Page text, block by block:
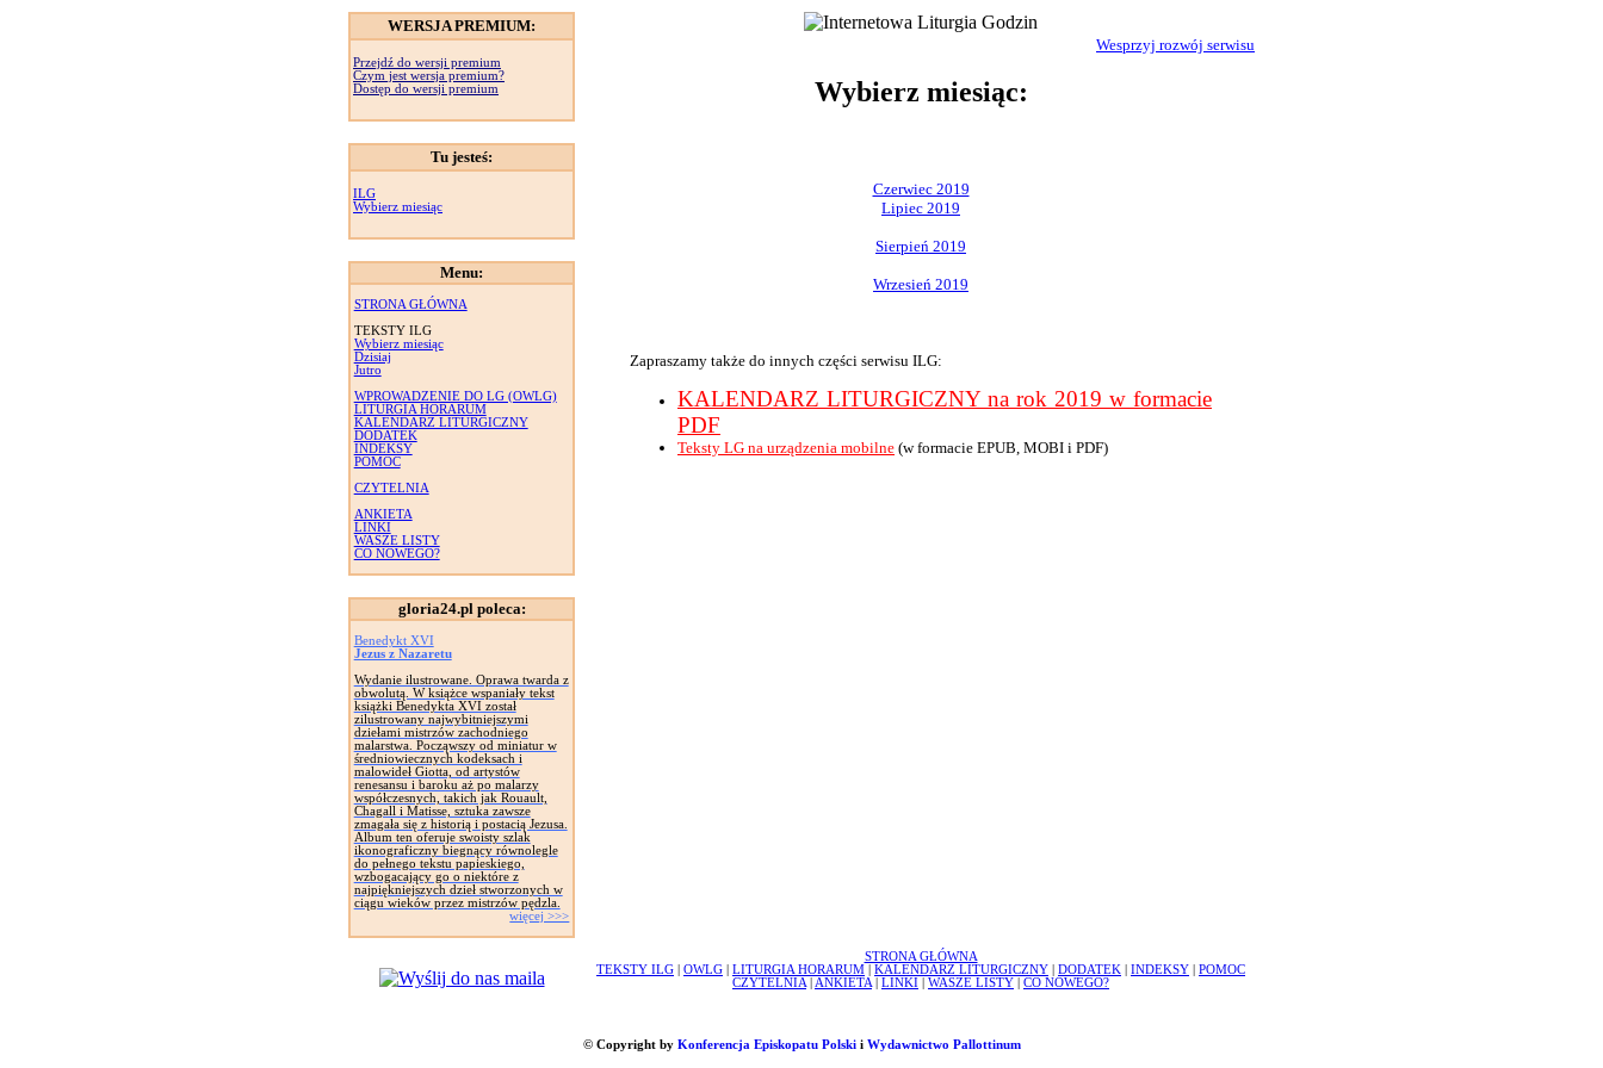
WERSJA PREMIUM:
Przejdź do wersji premium
Czym jest wersja premium?
Dostęp do wersji premium
Tu jesteś:
ILG
Wybierz miesiąc
Menu:
STRONA GŁÓWNA
TEKSTY ILG
Wybierz miesiąc
Dzisiaj
Jutro
WPROWADZENIE DO LG (OWLG)
LITURGIA HORARUM
KALENDARZ LITURGICZNY
DODATEK
INDEKSY
POMOC
CZYTELNIA
ANKIETA
LINKI
WASZE LISTY
CO NOWEGO?
gloria24.pl poleca:
Benedykt XVI
Jezus z Nazaretu
Wydanie ilustrowane. Oprawa twarda z
obwolutą. W książce wspaniały tekst
książki Benedykta XVI został
zilustrowany najwybitniejszymi
dziełami mistrzów zachodniego
malarstwa. Począwszy od miniatur w
średniowiecznych kodeksach i
malowideł Giotta, od artystów
renesansu i baroku aż po malarzy
współczesnych, takich jak Rouault,
Chagall i Matisse, sztuka zawsze
zmagała się z historią i postacią Jezusa.
Album ten oferuje swoisty szlak
ikonograficzny biegnący równolegle
do pełnego tekstu papieskiego,
wzbogacający go o niektóre z
najpiękniejszych dzieł stworzonych w
ciągu wieków przez mistrzów pędzla.
więcej >>>
Wesprzyj rozwój serwisu
Wybierz miesiąc:
Czerwiec 2019
Lipiec 2019
Sierpień 2019
Wrzesień 2019
Zapraszamy także do innych części serwisu ILG:
KALENDARZ LITURGICZNY na rok 2019 w formacie
PDF
Teksty LG na urządzenia mobilne (w formacie EPUB, MOBI i PDF)
STRONA GŁÓWNA
TEKSTY ILG
OWLG LITURGIA HORARUM KALENDARZ LITURGICZNY DODATEK INDEKSY
POMOC
CZYTELNIA
ANKIETA LINKI WASZE LISTY CO NOWEGO?
© Copyright by Konferencja Episkopatu Polskii Wydawnictwo Pallottinum